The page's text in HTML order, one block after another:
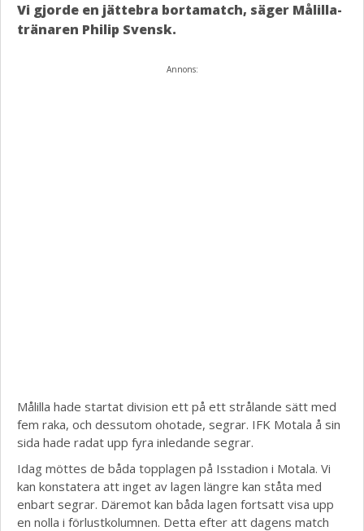
Vi gjorde en jättebra bortamatch, säger Målilla-
tränaren Philip Svensk.
Annons:
Målilla hade startat division ett på ett strålande sätt med
fem raka, och dessutom ohotade, segrar. IFK Motala å sin
sida hade radat upp fyra inledande segrar.
Idag möttes de båda topplagen på Isstadion i Motala. Vi
kan konstatera att inget av lagen längre kan ståta med
enbart segrar. Däremot kan båda lagen fortsatt visa upp
en nolla i förlustkolumnen. Detta efter att dagens match